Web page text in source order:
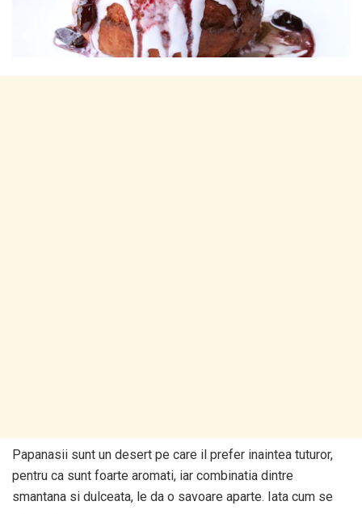
Papanasii sunt un desert pe care il prefer inaintea tuturor,
pentru ca sunt foarte aromati, iar combinatia dintre
smantana si dulceata, le da o savoare aparte. Iata cum se